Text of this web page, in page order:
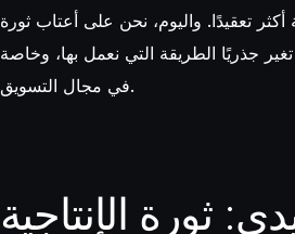
تعقيدًا. واليوم، نحن على أعتاب ثورة
جذريًا الطريقة التي نعمل بها، وخاصة
في مجال التسويق.
ثورة الإنتاجية